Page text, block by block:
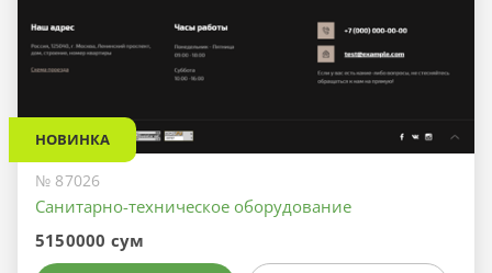
НОВИНКА
№ 87026
Санитарно-техническое оборудование
5150000 сум